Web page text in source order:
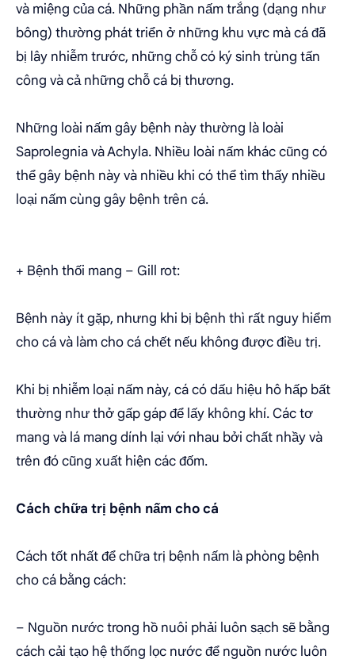
và miệng của cá. Những phần nấm trắng (dạng như
bông) thường phát triển ở những khu vực mà cá đã
bị lây nhiễm trước, những chỗ có ký sinh trùng tấn
công và cả những chỗ cá bị thương.
Những loài nấm gây bệnh này thường là loài
Saprolegnia và Achyla. Nhiều loài nấm khác cũng có
thể gây bệnh này và nhiều khi có thể tìm thấy nhiều
loại nấm cùng gây bệnh trên cá.
+ Bệnh thối mang – Gill rot:
Bệnh này ít gặp, nhưng khi bị bệnh thì rất nguy hiểm
cho cá và làm cho cá chết nếu không được điều trị.
Khi bị nhiễm loại nấm này, cá có dấu hiệu hô hấp bất
thường như thở gấp gáp để lấy không khí. Các tơ
mang và lá mang dính lại với nhau bởi chất nhầy và
trên đó cũng xuất hiện các đốm.
Cách chữa trị bệnh nấm cho cá
Cách tốt nhất để chữa trị bệnh nấm là phòng bệnh
cho cá bằng cách:
– Nguồn nước trong hồ nuôi phải luôn sạch sẽ bằng
cách cải tạo hệ thống lọc nước để nguồn nước luôn